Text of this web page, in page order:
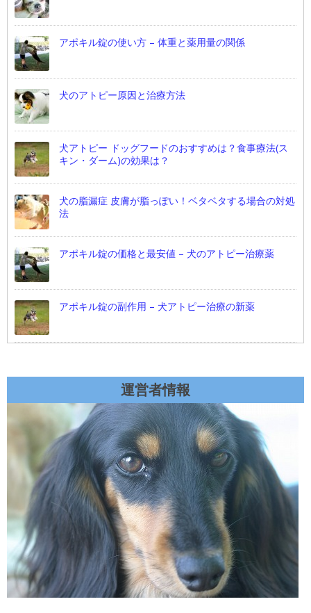
アポキル錠の使い方 – 体重と薬用量の関係
犬のアトピー原因と治療方法
犬アトピー ドッグフードのおすすめは？食事療法(ス
キン・ダーム)の効果は？
犬の脂漏症 皮膚が脂っぽい！ベタベタする場合の対処
法
アポキル錠の価格と最安値 – 犬のアトピー治療薬
アポキル錠の副作用 – 犬アトピー治療の新薬
運営者情報